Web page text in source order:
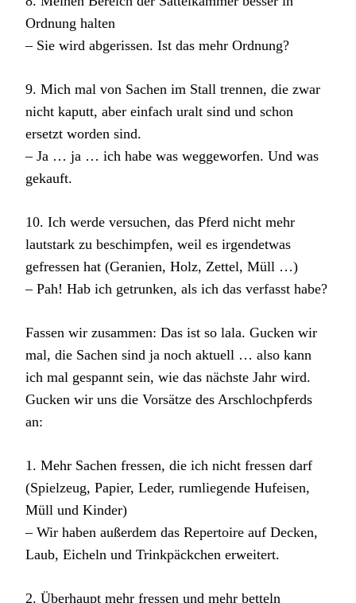
Ordnung halten
– Sie wird abgerissen. Ist das mehr Ordnung?
9. Mich mal von Sachen im Stall trennen, die zwar
nicht kaputt, aber einfach uralt sind und schon
ersetzt worden sind.
– Ja … ja … ich habe was weggeworfen. Und was
gekauft.
10. Ich werde versuchen, das Pferd nicht mehr
lautstark zu beschimpfen, weil es irgendetwas
gefressen hat (Geranien, Holz, Zettel, Müll …)
– Pah! Hab ich getrunken, als ich das verfasst habe?
Fassen wir zusammen: Das ist so lala. Gucken wir
mal, die Sachen sind ja noch aktuell … also kann
ich mal gespannt sein, wie das nächste Jahr wird.
Gucken wir uns die Vorsätze des Arschlochpferds
an:
1. Mehr Sachen fressen, die ich nicht fressen darf
(Spielzeug, Papier, Leder, rumliegende Hufeisen,
Müll und Kinder)
– Wir haben außerdem das Repertoire auf Decken,
Laub, Eicheln und Trinkpäckchen erweitert.
2. Überhaupt mehr fressen und mehr betteln